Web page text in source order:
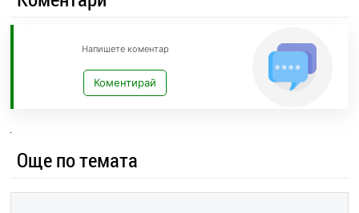
Напишете коментар
Коментирай
Още по темата